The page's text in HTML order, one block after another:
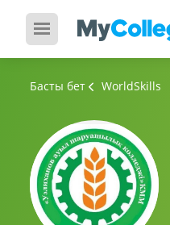
Басты бет WorldSkills